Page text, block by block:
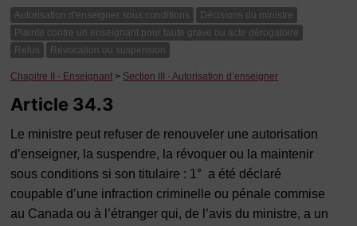
Autorisation d'enseigner sous conditions
Décisions du ministre
Plainte contre un enseignant pour faute grave ou acte dérogatoire
Refus
Révocation ou suspension
Chapitre II - Enseignant > Section III - Autorisation d’enseigner
Article 34.3
Le ministre peut refuser de renouveler une autorisation
d’enseigner, la suspendre, la révoquer ou la maintenir
sous conditions si son titulaire : 1° a été déclaré
coupable d’une infraction criminelle ou pénale commise
au Canada ou à l’étranger qui, de l’avis du ministre, a un